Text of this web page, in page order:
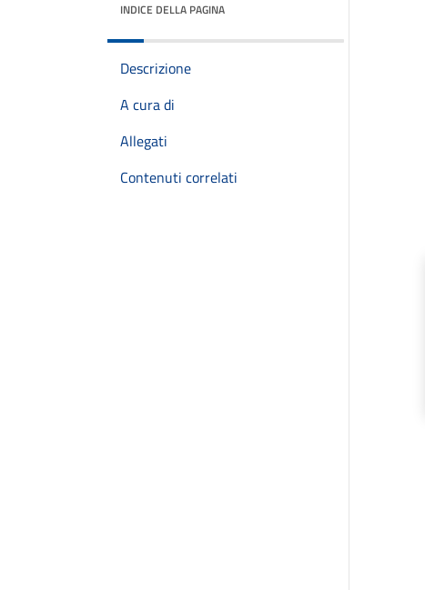
INDICE DELLA PAGINA
Descrizione
A cura di
Allegati
Contenuti correlati